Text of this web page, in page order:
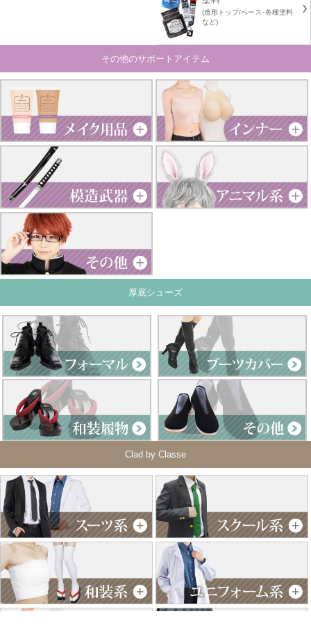
(造形トップ/ベース･各種塗料
など)
その他のサポートアイテム
厚底シューズ
Clad by Classe